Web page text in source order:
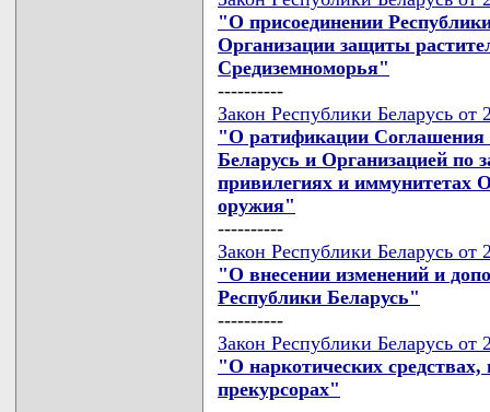
"О присоединении
Организации защиты
Средиземноморья"
----------
Закон Республики Беларусь
"О ратификации Соглашения
Беларусь и Организацией по
привилегиях и иммунитетах
оружия"
----------
Закон Республики Беларусь
"О внесении изменений и
Республики Беларусь"
----------
Закон Республики Беларусь
"О наркотических
прекурсорах"